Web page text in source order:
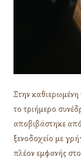
Στην καθιερωμένη
το τριήμερο
αποβιβάστηκε
ξενοδοχείο με
πλέον εμφανής